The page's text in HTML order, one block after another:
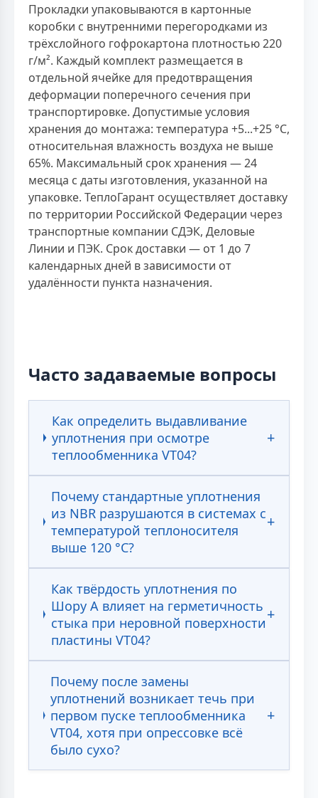
Прокладки упаковываются в картонные
коробки с внутренними перегородками из
трёхслойного гофрокартона плотностью 220
г/м². Каждый комплект размещается в
отдельной ячейке для предотвращения
деформации поперечного сечения при
транспортировке. Допустимые условия
хранения до монтажа: температура +5...+25 °С,
относительная влажность воздуха не выше
65%. Максимальный срок хранения — 24
месяца с даты изготовления, указанной на
упаковке. ТеплоГарант осуществляет доставку
по территории Российской Федерации через
транспортные компании СДЭК, Деловые
Линии и ПЭК. Срок доставки — от 1 до 7
календарных дней в зависимости от
удалённости пункта назначения.
Часто задаваемые вопросы
Как определить выдавливание
уплотнения при осмотре
теплообменника VT04?
Почему стандартные уплотнения
из NBR разрушаются в системах с
температурой теплоносителя
выше 120 °С?
Как твёрдость уплотнения по
Шору А влияет на герметичность
стыка при неровной поверхности
пластины VT04?
Почему после замены
уплотнений возникает течь при
первом пуске теплообменника
VT04, хотя при опрессовке всё
было сухо?